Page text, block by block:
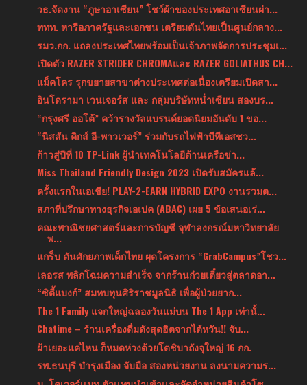
วธ.จัดงาน “ภูษาอาเซียน” โชว์ผ้าของประเทศอาเซียนผ่า...
ททท. หารือภาครัฐและเอกชน เตรียมดันไทยเป็นศูนย์กลาง...
รมว.กก. แถลงประเทศไทยพร้อมเป็นเจ้าภาพจัดการประชุมเ...
เปิดตัว RAZER STRIDER CHROMAและ RAZER GOLIATHUS CH...
แม็คโคร รุกขยายสาขาต่างประเทศต่อเนื่องเตรียมเปิดสา...
อินโดรามา เวนเจอร์ส และ กลุ่มบริษัทหน่ำเซียน สองบร...
“กรุงศรี ออโต้” คว้ารางวัลแบรนด์ยอดนิยมอันดับ 1 ขอ...
“นิสสัน คิกส์ อี-พาวเวอร์” ร่วมกับรถไฟฟ้าบีทีเอสชว...
ก้าวสู่ปีที่ 10 TP-Link ผู้นำเทคโนโลยีด้านเครือข่า...
Miss Thailand Friendly Design 2023 เปิดรับสมัครแล้...
ครั้งแรกในเอเชีย! PLAY-2-EARN HYBRID EXPO งานรวมต...
สภาที่ปรึกษาทางธุรกิจเอเปค (ABAC) เผย 5 ข้อเสนอเร่...
คณะพาณิชยศาสตร์และการบัญชี จุฬาลงกรณ์มหาวิทยาลัย
พ...
แกร็บ ดันศักยภาพเด็กไทย ผุดโครงการ “GrabCampus”โชว...
เลอรส พลิกโฉมความสำเร็จ จากร้านก๋วยเตี๋ยวสู่ตลาดอา...
“ซิตี้แบงก์” สมทบทุนศิริราชมูลนิธิ เพื่อผู้ป่วยยาก...
The 1 Family แจกใหญ่ฉลองวันแม่บน The 1 App เท่านั้...
Chatime – ร้านเครื่องดื่มดังสุดฮิตจากไต้หวัน!! จับ...
ผ้าเยอะแค่ไหน ก็หมดห่วงด้วยโตชิบาถังจุใหญ่ 16 กก.
รพ.ธนบุรี บำรุงเมือง จับมือ สองหน่วยงาน ลงนามความร...